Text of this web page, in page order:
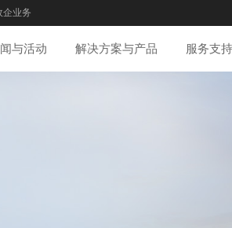
企业务
与活动 解决方案与产品 服务支持